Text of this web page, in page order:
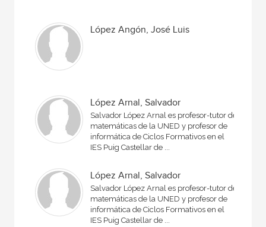
López Angón, José Luis
López Arnal, Salvador
Salvador López Arnal es profesor-tutor de
matemáticas de la UNED y profesor de
informática de Ciclos Formativos en el
IES Puig Castellar de ...
López Arnal, Salvador
Salvador López Arnal es profesor-tutor de
matemáticas de la UNED y profesor de
informática de Ciclos Formativos en el
IES Puig Castellar de ...